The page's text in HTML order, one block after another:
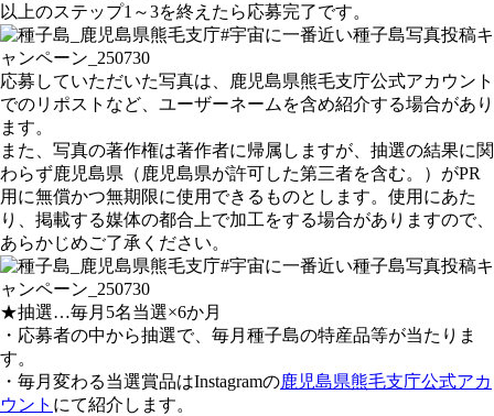
以上のステップ1～3を終えたら応募完了です。
応募していただいた写真は、鹿児島県熊毛支庁公式アカウント
でのリポストなど、ユーザーネームを含め紹介する場合があり
ます。
また、写真の著作権は著作者に帰属しますが、抽選の結果に関
わらず鹿児島県（鹿児島県が許可した第三者を含む。）がPR
用に無償かつ無期限に使用できるものとします。使用にあた
り、掲載する媒体の都合上で加工をする場合がありますので、
あらかじめご了承ください。
★抽選…毎月5名当選×6か月
・応募者の中から抽選で、毎月種子島の特産品等が当たりま
す。
・毎月変わる当選賞品はInstagramの鹿児島県熊毛支庁公式アカ
ウント にて紹介します。